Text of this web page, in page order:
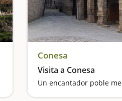
termals
Conesa
Visita a Conesa
Un encantador poble